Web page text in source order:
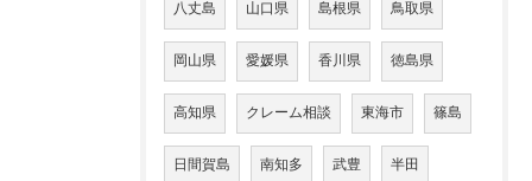
八丈島 山口県 島根県 鳥取県
岡山県 愛媛県 香川県 徳島県
高知県 クレーム相談 東海市 篠島
日間賀島 南知多 武豊 半田